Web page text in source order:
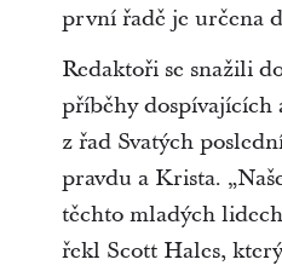
první řadě je určena
Redaktoři se snažili
příběhy dospívajících
z řad Svatých
pravdu a Krista.
těchto mladých
řekl Scott Hales,